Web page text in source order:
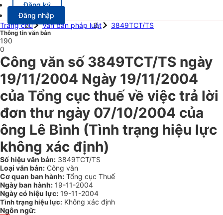
Đăng ký
Đăng nhập
Trang chủ
Văn bản pháp luật 3849TCT/TS
Thông tin văn bản
190
0
Công văn số 3849TCT/TS ngày
19/11/2004 Ngày 19/11/2004
của Tổng cục thuế về việc trả lời
đơn thư ngày 07/10/2004 của
ông Lê Bình (Tình trạng hiệu lực
không xác định)
Số hiệu văn bản: 3849TCT/TS
Loại văn bản: Công văn
Cơ quan ban hành: Tổng cục Thuế
Ngày ban hành: 19-11-2004
Ngày có hiệu lực: 19-11-2004
Tình trạng hiệu lực: Không xác định
Ngôn ngữ: